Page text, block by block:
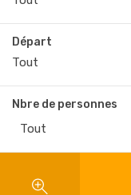
Départ
Nbre de personnes
Tout